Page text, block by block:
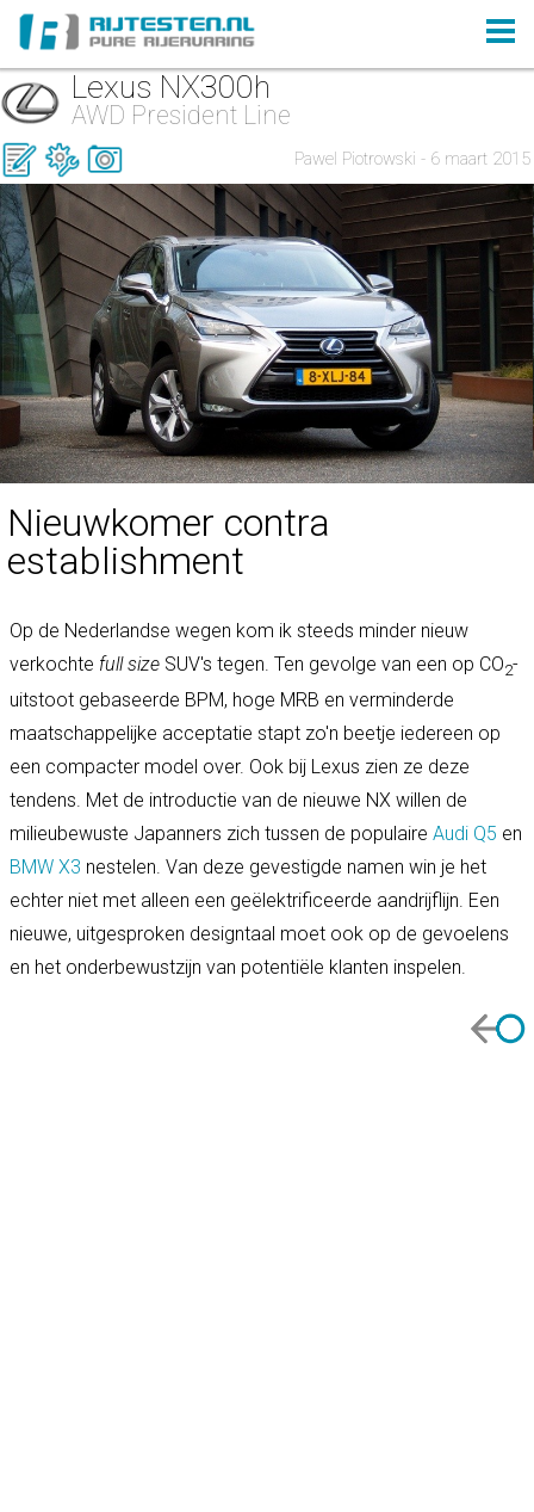
Lexus NX300h
AWD President Line
Pawel Piotrowski - 6 maart 2015
Nieuwkomer contra
establishment
Op de Nederlandse wegen kom ik steeds minder nieuw
verkochte full size SUV's tegen. Ten gevolge van een op CO2-
uitstoot gebaseerde BPM, hoge MRB en verminderde
maatschappelijke acceptatie stapt zo'n beetje iedereen op
een compacter model over. Ook bij Lexus zien ze deze
tendens. Met de introductie van de nieuwe NX willen de
milieubewuste Japanners zich tussen de populaire Audi Q5 en
BMW X3 nestelen. Van deze gevestigde namen win je het
echter niet met alleen een geëlektrificeerde aandrijflijn. Een
nieuwe, uitgesproken designtaal moet ook op de gevoelens
en het onderbewustzijn van potentiële klanten inspelen.